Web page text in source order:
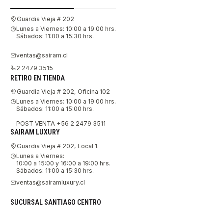
Guardia Vieja # 202
Lunes a Viernes: 10:00 a 19:00 hrs.
Sábados: 11:00 a 15:30 hrs.
ventas@sairam.cl
2 2479 3515
RETIRO EN TIENDA
Guardia Vieja # 202, Oficina 102
Lunes a Viernes: 10:00 a 19:00 hrs.
Sábados: 11:00 a 15:00 hrs.
POST VENTA +56 2 2479 3511
SAIRAM LUXURY
Guardia Vieja # 202, Local 1.
Lunes a Viernes:
10:00 a 15:00 y 16:00 a 19:00 hrs.
Sábados: 11:00 a 15:30 hrs.
ventas@sairamluxury.cl
SUCURSAL SANTIAGO CENTRO